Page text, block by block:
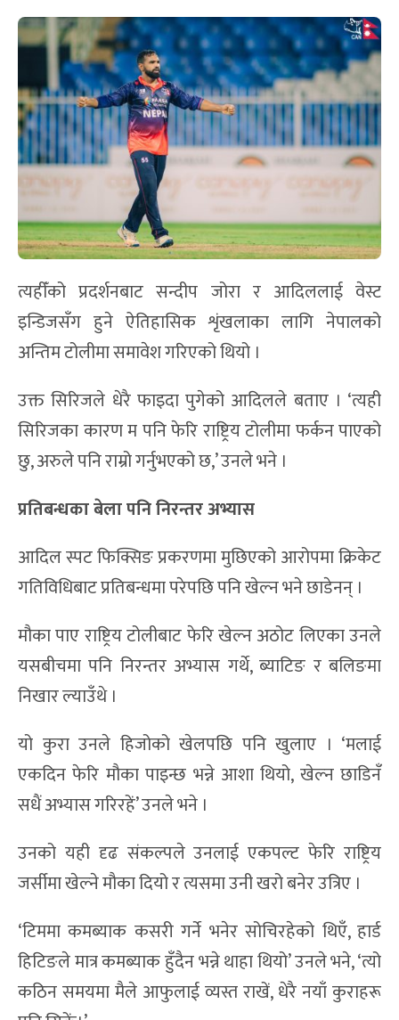
त्यहीँको प्रदर्शनबाट सन्दीप जोरा र आदिललाई वेस्ट
इन्डिजसँग हुने ऐतिहासिक शृंखलाका लागि नेपालको
अन्तिम टोलीमा समावेश गरिएको थियो ।
उक्त सिरिजले धेरै फाइदा पुगेको आदिलले बताए । ‘त्यही
सिरिजका कारण म पनि फेरि राष्ट्रिय टोलीमा फर्कन पाएको
छु, अरुले पनि राम्रो गर्नुभएको छ,’ उनले भने ।
प्रतिबन्धका बेला पनि निरन्तर अभ्यास
आदिल स्पट फिक्सिङ प्रकरणमा मुछिएको आरोपमा क्रिकेट
गतिविधिबाट प्रतिबन्धमा परेपछि पनि खेल्न भने छाडेनन् ।
मौका पाए राष्ट्रिय टोलीबाट फेरि खेल्न अठोट लिएका उनले
यसबीचमा पनि निरन्तर अभ्यास गर्थे, ब्याटिङ र बलिङमा
निखार ल्याउँथे ।
यो कुरा उनले हिजोको खेलपछि पनि खुलाए । ‘मलाई
एकदिन फेरि मौका पाइन्छ भन्ने आशा थियो, खेल्न छाडिनँ
सधैं अभ्यास गरिरहें’ उनले भने ।
उनको यही दृढ संकल्पले उनलाई एकपल्ट फेरि राष्ट्रिय
जर्सीमा खेल्ने मौका दियो र त्यसमा उनी खरो बनेर उत्रिए ।
‘टिममा कमब्याक कसरी गर्ने भनेर सोचिरहेको थिएँ, हार्ड
हिटिङले मात्र कमब्याक हुँदैन भन्ने थाहा थियो’ उनले भने, ‘त्यो
कठिन समयमा मैले आफुलाई व्यस्त राखें, धेरै नयाँ कुराहरू